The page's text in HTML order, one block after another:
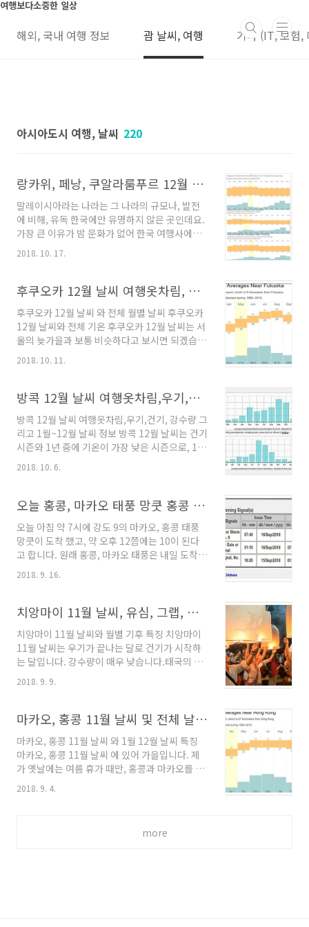
본문 바로가기
여행보다소중한 일상
해외, 국내 여행 정보 괌 날씨, 여행 기타 (IT, 보험,
아시아도시 여행, 날씨 220
랑카위, 페낭, 쿠알라룸푸르 12월 날씨와 월별 기후 정리
말레이시아라는 나라는 그 나라의 규모나, 발전
에 비해, 유독 한국에만 유명하지 않은 곳인데요.
가장 큰 이유가 밤 문화가 없어 한국 여행사에서
그리 프로모션을 그 동안 하지 않았다고 합니다.
해서 말레이시아 가족 여행으로 많이 오시는 거
날씨 특징을 요약하면아래와 같습니다. 첫째: 1
년 12개월 기온과 습도가 거의 비슷하다. 태국,
베트남은 1,2월 좀 온도가 내려 가는데, 쿠알라룸
푸르, 랑카위, 페낭은 1년 중 12개월 날씨가 비슷
합니다. 다만, 우기와 건기로 1년의 날씨를 가름
니다.둘쨰: 일교차가 심해, 한낮은 무지 덥지만,
는 자연 천재지변이 거의 없는 곳으로 ..
2018. 10. 17.
후쿠오카 12월 날씨 여행옷차림, 강수량 그리고 월별 기후정리
후쿠오카 12월 날씨 와 전체 월별 날씨 후쿠오카
12월 날씨와 전체 기온 후쿠오카 12월 날씨는 서
울의 늦가을과 보통 비슷하다고 보시면 되겠습니
다. 9월까지는 덥고, 10월은 여름의 끝이고, 11
월은 완연한 가을이며 12월은 후쿠오카에서는
면서도 뚜렷한 4계절을 가지고 있으며 눈은 내리
지 않습니다. 영하 까지는 내려가지 않지만, 습도
가 높아, 최감 온도가 상승해 은근히 춥기도 합니
다. 습도가 높아 추운 것을 습냉이라고 합니다. 한
국은 겨울에 건조해 습냉을체험하기 힘듦니다.
보통 중국의 남방이 습냉 지역 입니다. 여행 적기
가장 덥고, 습하고 강수량, 그리고..
2018. 10. 11.
방콕 12월 날씨 여행옷차림,우기,건기, 강수량 그리고 1월~12월 날씨 정보
방콕 12월 날씨 여행옷차림,우기,건기, 강수량 그
리고 1월~12월 날씨 정보 방콕 12월 날씨는 건기
시즌와 1년 중에 기온이 가장 낮은 시즌으로, 1년
내내 덥고 습한 방콕 날씨 중에 제일 여행하기 좋
은 시기로 꼽히고 있습니다. 또한 방콕의 12월은
월 중에 하나이니, 호텔료가 오를 수 있으니, 이
달에 가실 분들은 방을 미리 빨리 예약해 놓는 걸
권합니다. 또한 시차는 2시간 늦습니다. 즉 한국
이 12시 이면, 이곳은 10시 입니다. 먼저 태국 방
콕의 1년 전체 기온을 보겠습니다.2005년부터
2015년 까지의 방콕 날씨 데이터를 정리해 월 평
방콕 날씨..
2018. 10. 6.
오늘 홍콩, 마카오 태풍 망쿳 홍콩 기상대 공표 데이타 (0916)
오늘 아침 약 7시에 강도 9의 마카오, 홍콩 태풍
망쿳이 도착 했고, 약 오후 12쯤에는 10이 된다
고 합니다. 원래 홍콩, 마카오 태풍은 내일 도착
어지면 알려 드리겠습니다.아래는 홍콩 기상청의
위해 여행!
2018. 9. 16.
치앙마이 11월 날씨, 유심, 그랩, 옷차림, 우기건기, 1년 기후(2019년)
치앙마이 11월 날씨와 월별 기후 특징 치앙마이
11월 날씨는 우기가 끝나는 달로 건기가 시작하
는 달입니다. 강수량이 매우 낮습니다.태국의 전
기온이 거의 덥습니다. 건기 기간은11월~3월인
따뜻한 날씨를 쫏아 유럽 여행객들이많이 옵니
다. 더구나, 이 시기는 아시아도 겨울 이기 때문
에, 최근에는 기존 유럽인데, 중국, 한국 등이가세
해 유명지 숙박업소의 가격이 매우 오릅니다. 해
서 건기 기간은 여행하기 좋은 기간이지만, 숙소
가격이 오르기 때문에 미리 미리 방을 구해 놓으
2018. 9. 9.
마카오, 홍콩 11월 날씨 및 전체 날씨 정리(우기,태풍,여행옷차림 등)
마카오, 홍콩 11월 날씨 와 1월 12월 날씨 특징
마카오, 홍콩 11월 날씨 에 있어 가을입니다. 제
가 옛날에는 여름 휴가 때만, 홍콩과 마카오를 지
인들을 만나기 위해 갔었기 때문에 이 곳들은 1년
내내 더운 줄 알았는데, 마카오 현지 친구를 사귀
습니다. 현지에서는 봄, 여름 가을, 겨울로 1년을
2018. 9. 4.
more